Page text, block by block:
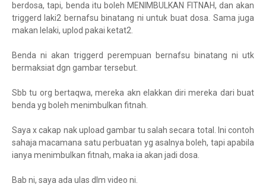
berdosa, tapi, benda itu boleh MENIMBULKAN FITNAH, dan akan
triggerd laki2 bernafsu binatang ni untuk buat dosa. Sama juga
makan lelaki, uplod pakai ketat2.
Benda ni akan triggerd perempuan bernafsu binatang ni utk
bermaksiat dgn gambar tersebut.
Sbb tu org bertaqwa, mereka akn elakkan diri mereka dari buat
benda yg boleh menimbulkan fitnah.
Saya x cakap nak upload gambar tu salah secara total. Ini contoh
sahaja macamana satu perbuatan yg asalnya boleh, tapi apabila
ianya menimbulkan fitnah, maka ia akan jadi dosa.
Bab ni, saya ada ulas dlm video ni.